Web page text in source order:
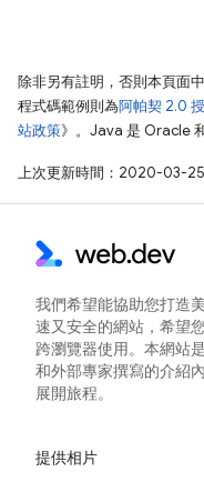
除非另有註明，否則本頁面
程式碼範例則為阿帕契 2.0
站政策》。Java 是 Oracle
上次更新時間：2020-03-25
我們希望能協助您打造
速又安全的網站，希望
跨瀏覽器使用。本網站
和外部專家撰寫的介紹
展開旅程。
提供相片